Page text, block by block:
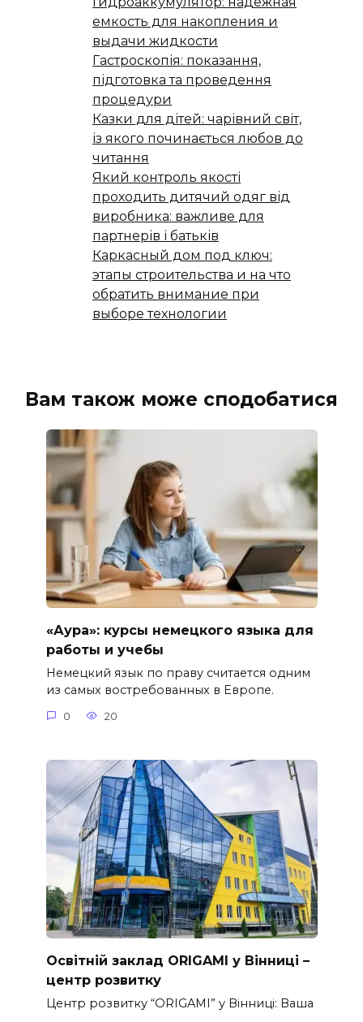
емкость для накопления и
выдачи жидкости
Гастроскопія: показання,
підготовка та проведення
процедури
Казки для дітей: чарівний світ,
із якого починається любов до
читання
Який контроль якості
проходить дитячий одяг від
виробника: важливе для
партнерів і батьків
Каркасный дом под ключ:
этапы строительства и на что
обратить внимание при
выборе технологии
Вам також може сподобатися
«Аура»: курсы немецкого языка для
работы и учебы
Немецкий язык по праву считается одним
из самых востребованных в Европе.
0 20
Освітній заклад ORIGAMI у Вінниці –
центр розвитку
Центр розвитку “ORIGAMI” у Вінниці: Ваша